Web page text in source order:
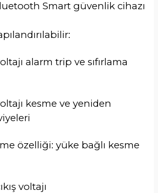
Smart güvenlik cihazı
alarm trip ve sıfırlama
kesme ve yeniden
özelliği: yüke bağlı kesme
voltajı